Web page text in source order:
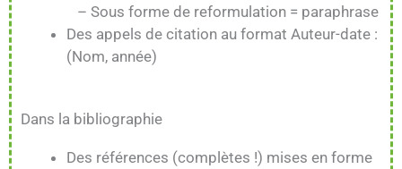
– Sous forme de reformulation = paraphrase
Des appels de citation au format Auteur-date :
(Nom, année)
Dans la bibliographie
Des références (complètes !) mises en forme